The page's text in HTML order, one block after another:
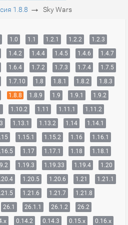
1.8.8 → Sky Wars
1.0 1.1 1.2.1 1.2.2
1.2.3
1.4.2 1.4.4 1.4.5 1.4.6
1.4.7
1.6.4 1.7.2 1.7.3 1.7.4
1.7.5
1.7.10 1.8 1.8.1 1.8.2
1.8.3
1.8.8 1.8.9 1.9 1.9.1
1.9.2
1.10.2 1.11 1.11.1
1.11.2
1.13.1 1.13.2 1.14
1.14.1
1.15.1 1.15.2 1.16
1.16.1
1.17 1.17.1 1.18
1.18.1
1.19.3 1.19.33 1.19.4
1.20
1.20.5 1.20.6 1.21
1.21.1
1.21.6 1.21.7
1.21.8
26.1 26.1.1 26.1.2 26.2
0.14.2 0.14.3 0.15.x
0.16.x